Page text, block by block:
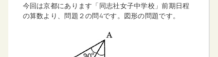
今回は京都にあります「同志社女子中学校」前期日程
の算数より、問題２の問4です。図形の問題です。